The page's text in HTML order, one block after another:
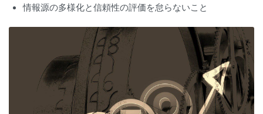
情報源の多様化と信頼性の評価を怠らないこと